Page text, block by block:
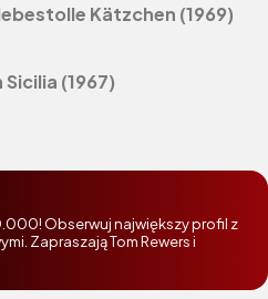
(1967)
Kätzchen (1969)
Obserwuj największy profil z
Zapraszają Tom Rewers i